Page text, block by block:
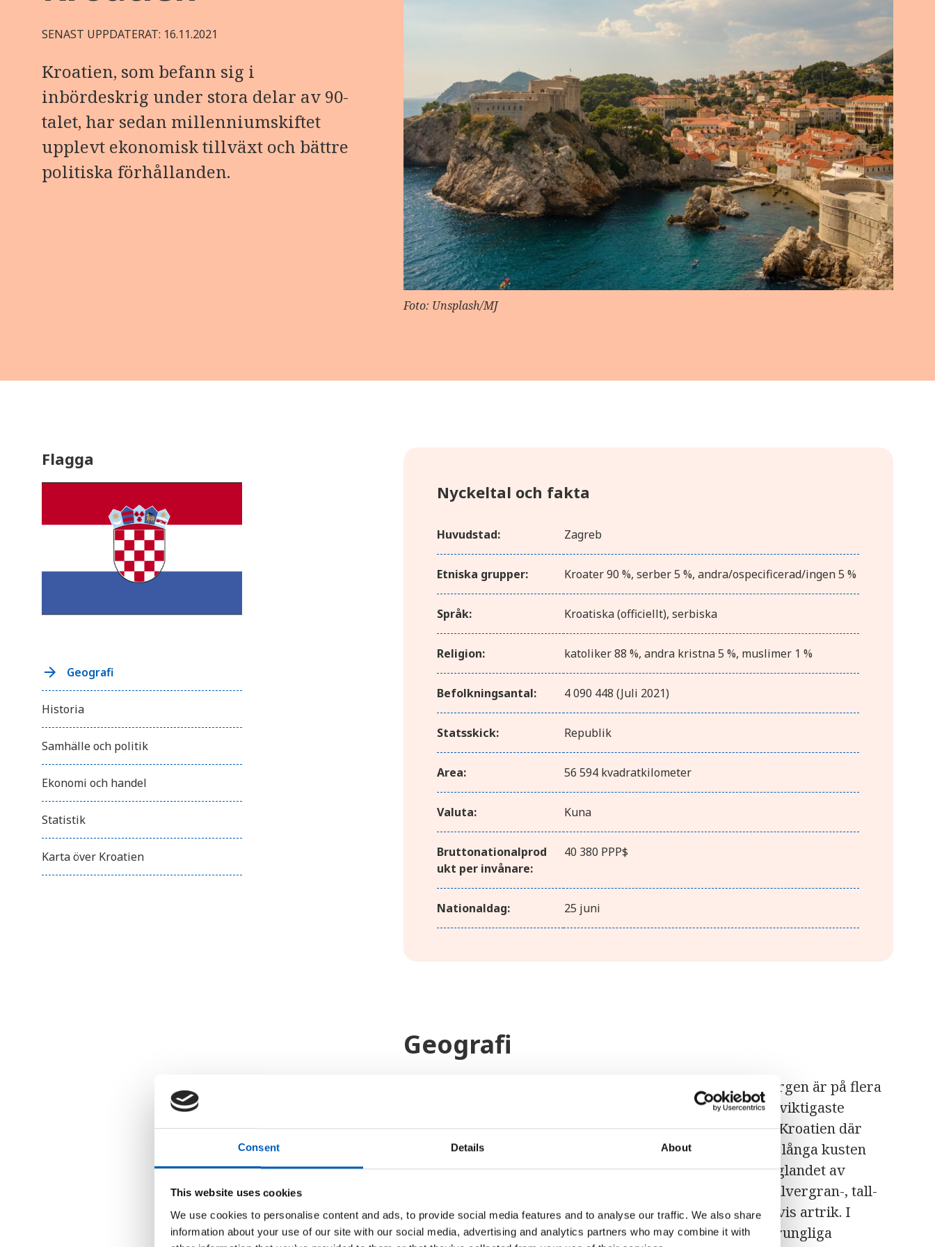
Consent Details About
This website uses cookies
We use cookies to personalise content and ads, to provide social media features and to analyse our traffic. We also share
information about your use of our site with our social media, advertising and analytics partners who may combine it with
SENAST UPPDATERAT: 16.11.2021
Kroatien, som befann sig i
inbördeskrig under stora delar av 90-
talet, har sedan millenniumskiftet
upplevt ekonomisk tillväxt och bättre
politiska förhållanden.
Foto: Unsplash/MJ
Flagga
Geografi
Historia
Samhälle och politik
Ekonomi och handel
Statistik
Karta över Kroatien
Nyckeltal och fakta
Huvudstad: Zagreb
Etniska grupper: Kroater 90 %, serber 5 %, andra/ospecificerad/ingen 5 %
Språk: Kroatiska (officiellt), serbiska
Religion: katoliker 88 %, andra kristna 5 %, muslimer 1 %
Befolkningsantal: 4 090 448 (Juli 2021)
Statsskick: Republik
Area: 56 594 kvadratkilometer
Valuta: Kuna
Bruttonationalprod
ukt per invånare:
40 380 PPP$
Nationaldag: 25 juni
Geografi
Den sydvästliga delen tillhör de dinariska alperna och bergen är på flera
ställen runt 1500-1900 meter över havet. Det ekonomiskt viktigaste
området är de platta och bördiga markerna i nordöstliga Kroatien där
floderna Sava och Drava rinner ut till Donau. Utanför den långa kusten
ligger även många öar. Vegetationen i inlandet består i låglandet av
lövskogar medan i bergen består vegetationen av bok-, silvergran-, tall-
och granskog. På bergen vid kusten är vegetationen stegvis artrik. I
låglandet vid kusten och på öarna är mycket av den ursprungliga